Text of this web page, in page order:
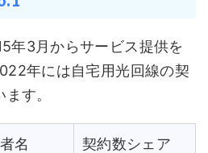
年3月からサービス提供を
年には自宅用光回線の契
す。
名 契約数シェア